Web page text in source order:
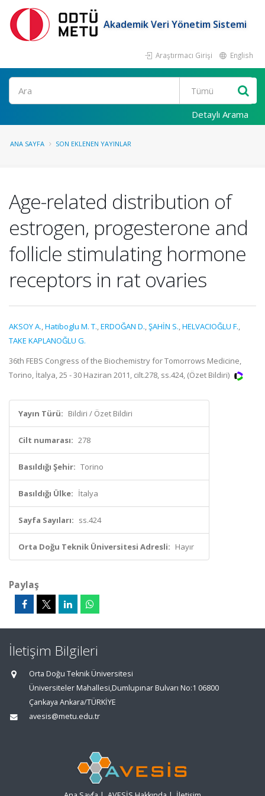
Akademik Veri Yönetim Sistemi
Araştırmacı Girişi English
Ara
Detaylı Arama
ANA SAYFA SON EKLENEN YAYINLAR
Age-related distribution of
estrogen, progesterone and
follicle stimulating hormone
receptors in rat ovaries
AKSOY A.,Hatiboglu M. T.,ERDOĞAN D.,ŞAHİN S.,HELVACIOĞLU F.,
TAKE KAPLANOĞLU G.
36th FEBS Congress of the Biochemistry for Tomorrows Medicine,
Torino, İtalya, 25 - 30 Haziran 2011, cilt.278, ss.424, (Özet Bildiri)
Yayın Türü: Bildiri / Özet Bildiri
Cilt numarası: 278
Basıldığı Şehir: Torino
Basıldığı Ülke: İtalya
Sayfa Sayıları: ss.424
Orta Doğu Teknik Üniversitesi Adresli: Hayır
Paylaş
İletişim Bilgileri
Orta Doğu Teknik Üniversitesi
Üniversiteler Mahallesi,Dumlupınar Bulvarı No:1 06800
Çankaya Ankara/TÜRKİYE
avesis@metu.edu.tr